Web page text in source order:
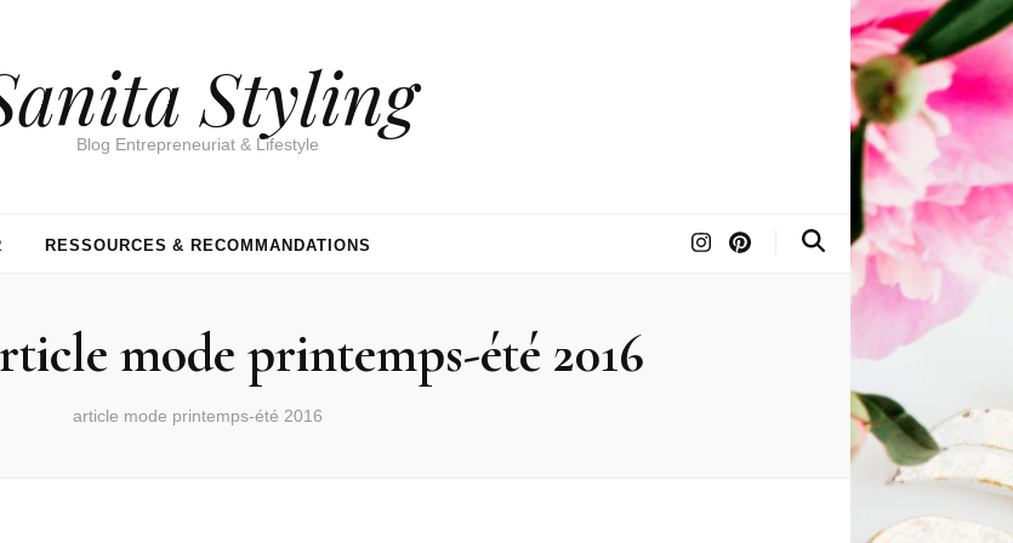
Styling
Blog Entrepreneuriat & Lifestyle
RESSOURCES & RECOMMANDATIONS
mode printemps-été 2016
article mode printemps-été 2016